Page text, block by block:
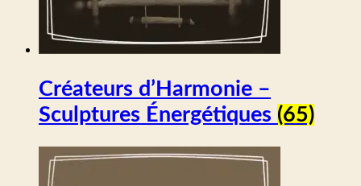
Créateurs d’Harmonie –
Sculptures Énergétiques (65)